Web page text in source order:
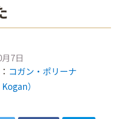
7日
コガン・ポリーナ
）